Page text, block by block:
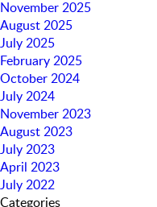
November 2025
August 2025
July 2025
February 2025
October 2024
July 2024
November 2023
August 2023
July 2023
April 2023
July 2022
Categories